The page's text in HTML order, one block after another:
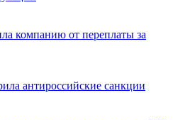
компанию от переплаты за
антироссийские санкции